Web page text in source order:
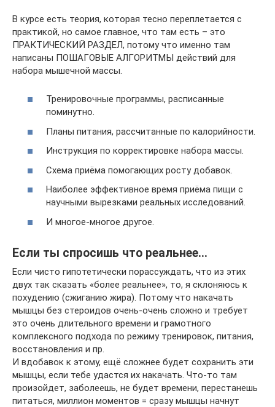
В курсе есть теория, которая тесно переплетается с
практикой, но самое главное, что там есть – это
ПРАКТИЧЕСКИЙ РАЗДЕЛ, потому что именно там
написаны ПОШАГОВЫЕ АЛГОРИТМЫ действий для
набора мышечной массы.
Тренировочные программы, расписанные
поминутно.
Планы питания, рассчитанные по калорийности.
Инструкция по корректировке набора массы.
Схема приёма помогающих росту добавок.
Наиболее эффективное время приёма пищи с
научными вырезками реальных исследований.
И многое-многое другое.
Если ты спросишь что реальнее…
Если чисто гипотетически порассуждать, что из этих
двух так сказать «более реальнее», то, я склоняюсь к
похудению (сжиганию жира). Потому что накачать
мышцы без стероидов очень-очень сложно и требует
это очень длительного времени и грамотного
комплексного подхода по режиму тренировок, питания,
восстановления и пр.
И вдобавок к этому, ещё сложнее будет сохранить эти
мышцы, если тебе удастся их накачать. Что-то там
произойдет, заболеешь, не будет времени, перестанешь
питаться, миллион моментов = сразу мышцы начнут